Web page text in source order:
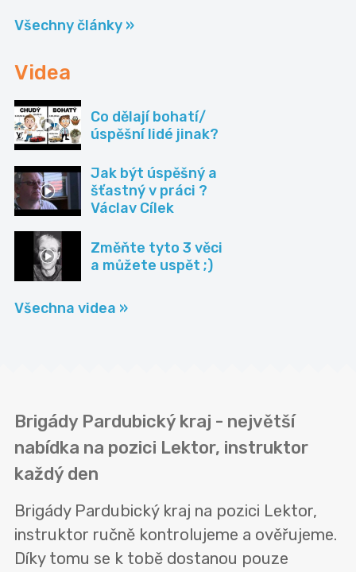
Všechny články »
Videa
Co dělají bohatí/
úspěšní lidé jinak?
Jak být úspěšný a
šťastný v práci ?
Václav Cílek
Změňte tyto 3 věci
a můžete uspět ;)
Všechna videa »
Brigády Pardubický kraj - největší
nabídka na pozici Lektor, instruktor
každý den
Brigády Pardubický kraj na pozici Lektor,
instruktor ručně kontrolujeme a ověřujeme.
Díky tomu se k tobě dostanou pouze